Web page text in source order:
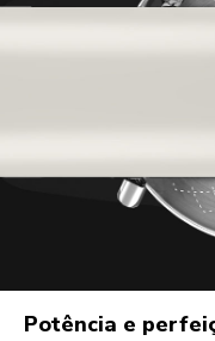
Potência e